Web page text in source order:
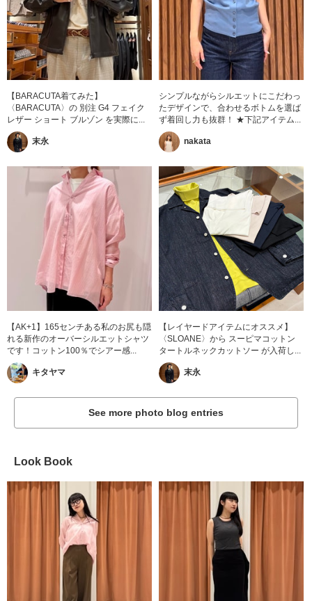
【BARACUTA着てみた】
〈BARACUTA〉の 別注 G4 フェイク
レザー ショート ブルゾン を実際に...
末永
シンプルながらシルエットにこだわっ
たデザインで、合わせるボトムを選ば
ず着回し力も抜群！ ★下記アイテム...
nakata
【AK+1】165センチある私のお尻も隠
れる新作のオーバーシルエットシャツ
です！コットン100％でシアー感...
キタヤマ
【レイヤードアイテムにオススメ】
〈SLOANE〉から スーピマコットン
タートルネックカットソー が入荷し...
末永
See more photo blog entries
Look Book